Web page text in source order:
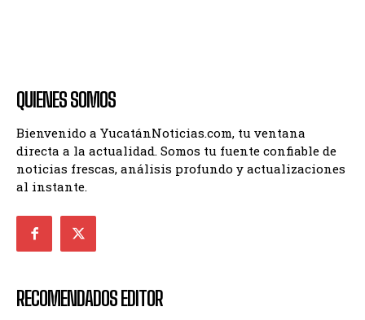
QUIENES SOMOS
Bienvenido a YucatánNoticias.com, tu ventana
directa a la actualidad. Somos tu fuente confiable de
noticias frescas, análisis profundo y actualizaciones
al instante.
RECOMENDADOS EDITOR